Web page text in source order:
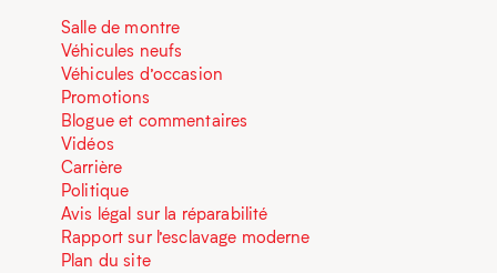
Salle de montre
Véhicules neufs
Véhicules d’occasion
Promotions
Blogue et commentaires
Vidéos
Carrière
Politique
Avis légal sur la réparabilité
Rapport sur l’esclavage moderne
Plan du site